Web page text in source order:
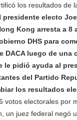
los resultados de
presidente electo
Kong arresta a 8
DHS para
DACA luego de una
le pidió ayuda al
del Partido
los resultados
votos electorales por
un juez federal negó